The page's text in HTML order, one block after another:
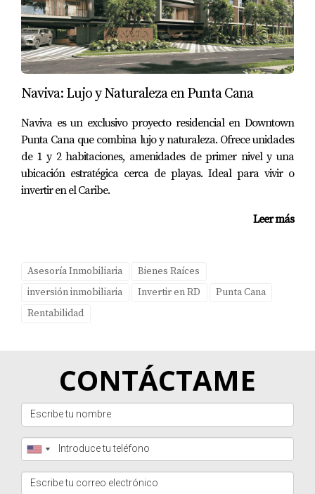
Naviva: Lujo y Naturaleza en Punta Cana
Naviva es un exclusivo proyecto residencial en Downtown
Punta Cana que combina lujo y naturaleza. Ofrece unidades
de 1 y 2 habitaciones, amenidades de primer nivel y una
ubicación estratégica cerca de playas. Ideal para vivir o
invertir en el Caribe.
Leer más
Asesoría Inmobiliaria
Bienes Raíces
inversión inmobiliaria
Invertir en RD
Punta Cana
Rentabilidad
CONTÁCTAME